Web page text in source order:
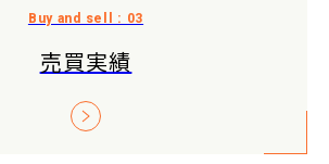
売買実績